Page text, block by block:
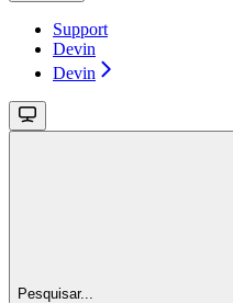
Support
Devin
Devin
Pesquisar...